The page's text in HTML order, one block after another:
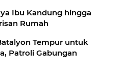
Ibu Kandung hingga
Rumah
Tempur untuk
Patroli Gabungan